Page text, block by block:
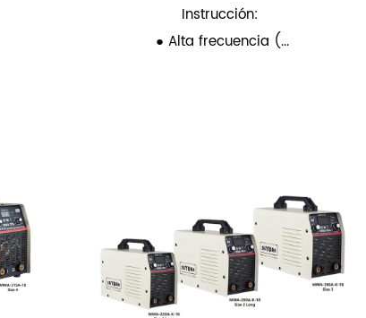
Instrucción:
● Alta frecuencia (...